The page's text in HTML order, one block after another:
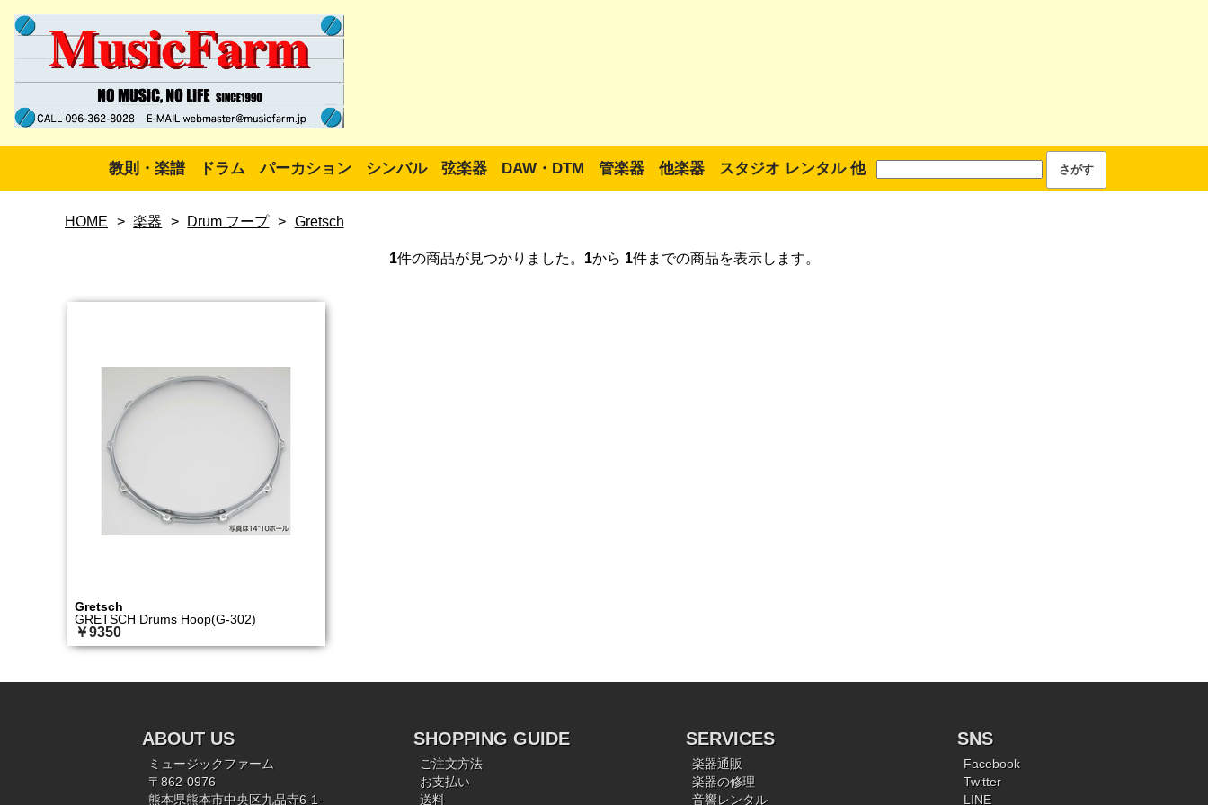
教則・楽譜 ドラム パーカション シンバル 弦楽器 DAW・DTM 管楽器 他楽器 スタジオ レンタル 他
HOME > 楽器 > Drum フープ > Gretsch
1件の商品が見つかりました。 1から 1件までの商品を表示します。
Gretsch
GRETSCH Drums Hoop(G-302)
￥9350
ABOUT US
ミュージックファーム
〒862-0976
熊本県熊本市中央区九品寺6-1-
SHOPPING GUIDE
ご注文方法
お支払い
送料
SERVICES
楽器通販
楽器の修理
音響レンタル
SNS
Facebook
Twitter
LINE